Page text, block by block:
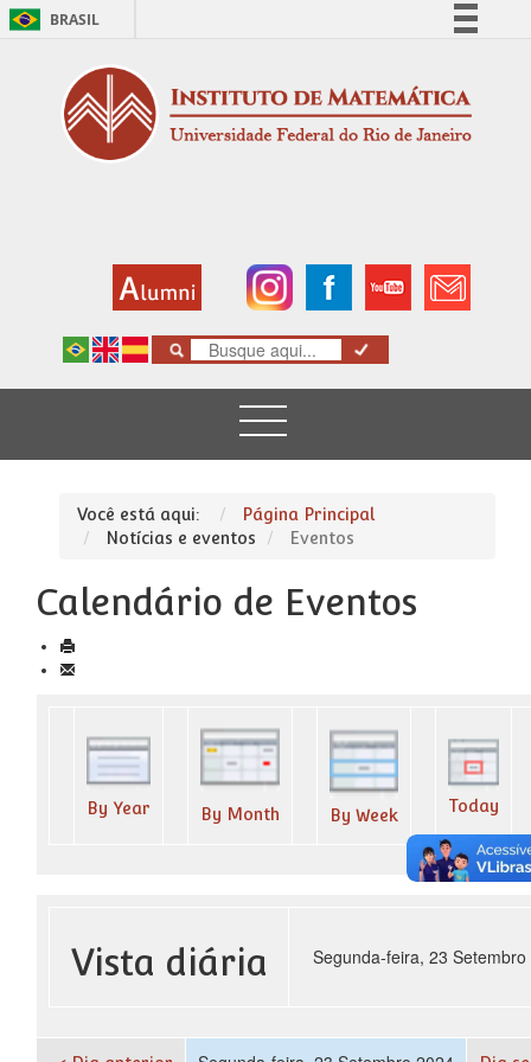
BRASIL
Comunica BR
Participe
Você está aqui:
Página Principal
Notícias e eventos
Eventos
Calendário de Eventos
By Year By Month By Week
Today
Vista diária Segunda-feira, 23